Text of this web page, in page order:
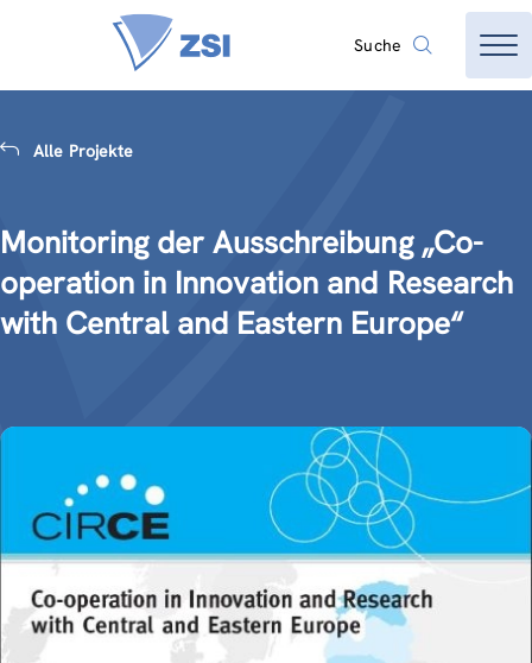
Suche
Alle Projekte
Monitoring der Ausschreibung „Co-
operation in Innovation and Research
with Central and Eastern Europe“